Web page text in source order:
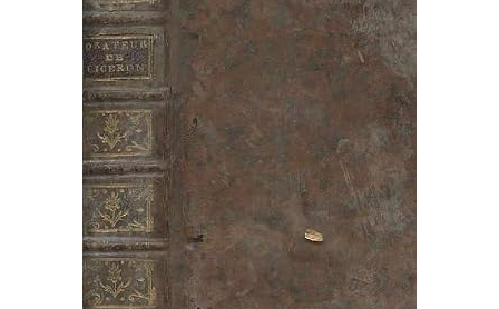
Start Selling
CLOSE